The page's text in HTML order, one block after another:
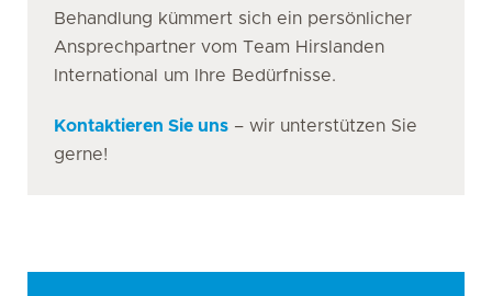
Behandlung kümmert sich ein persönlicher
Ansprechpartner vom Team Hirslanden
International um Ihre Bedürfnisse.
Kontaktieren Sie uns – wir unterstützen Sie
gerne!